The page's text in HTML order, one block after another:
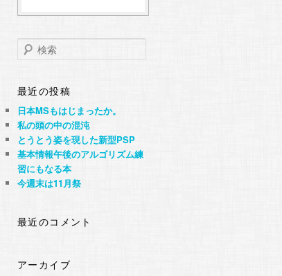
検
索
最近の投稿
日本MSもはじまったか。
私の頭の中の混沌
とうとう姿を現した新型PSP
基本情報午後のアルゴリズム練
習にもなる本
今週末は11月祭
最近のコメント
アーカイブ